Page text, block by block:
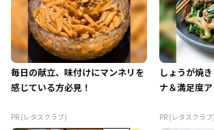
毎日の献立、味付けにマンネリを
感じている方必見！
PR (レタスクラブ)
しょうが焼
ナ＆満足度
PR (レタスクラブ)